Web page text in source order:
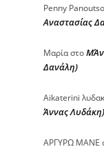
Penny
Αναστασίας
Μαρίαστο
Δανάλη)
Aikaterini
Άννας Λυδάκη)
ΑΡΓΥΡΩ ΜΑΝΕ